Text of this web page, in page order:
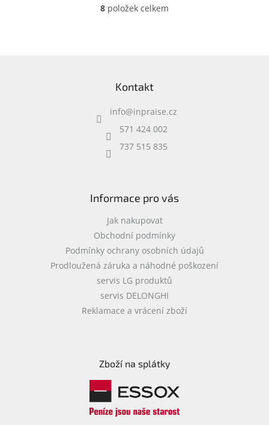
O
c
í
r
v
y
i
s
u
8 položek celkem
Kontakt
info@inpraise.cz
571 424 002
737 515 835
Informace pro vás
Jak nakupovat
Obchodní podmínky
Podmínky ochrany osobních údajů
Prodloužená záruka a náhodné poškození
servis LG produktů
servis DELONGHI
Reklamace a vrácení zboží
Zboží na splátky